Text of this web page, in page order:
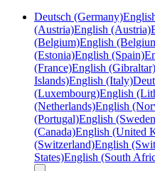
Deutsch (Germany)
(Austria)English (Austria)
(Belgium)English
(Estonia)English (Spain)
(France)English (Gibraltar)
Islands)English (Italy)
(Luxembourg)English
(Netherlands)English
(Portugal)English
(Canada)English (United
(Switzerland)English
States)English (South